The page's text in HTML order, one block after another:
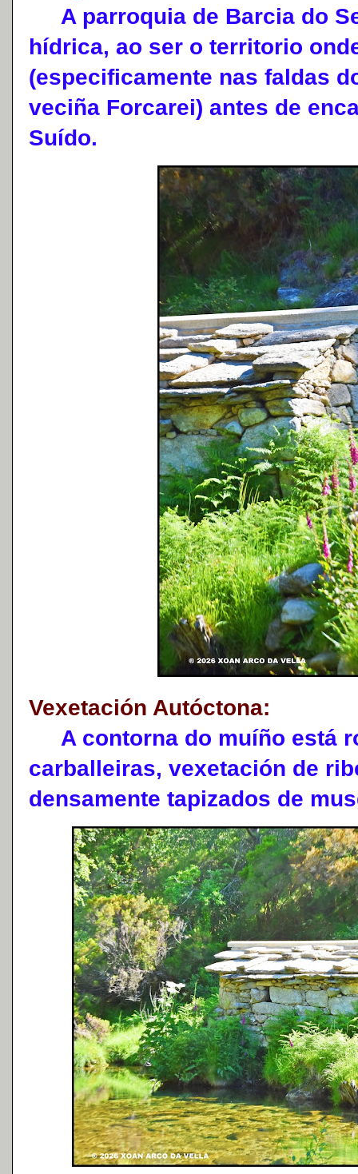
A parroquia de Barcia do
hídrica, ao ser o territorio
(especificamente nas faldas
veciña Forcarei) antes de
Suído.
Vexetación Autóctona:
A contorna do muíño está
carballeiras, vexetación de
densamente tapizados de